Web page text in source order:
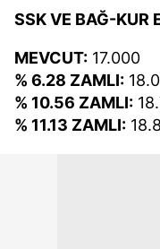
SSK VE BAĞ-KUR
MEVCUT: 17.000
% 6.28 ZAMLI:
% 10.56 ZAMLI:
% 11.13 ZAMLI: